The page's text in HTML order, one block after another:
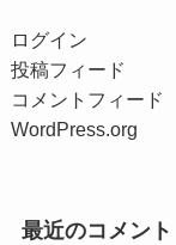
ログイン
投稿フィード
コメントフィード
WordPress.org
最近のコメント